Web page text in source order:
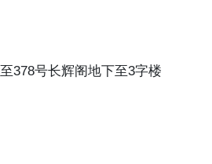
378号长辉阁地下至3字楼